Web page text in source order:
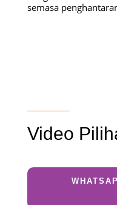
semasa
Video